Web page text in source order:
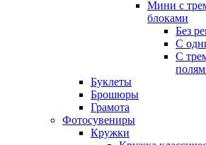
Мини с
блоками
Без
С
С
Буклеты
Брошюры
Грамота
Фотосувениры
Кружки